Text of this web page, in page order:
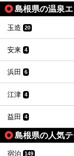
島根県の温泉
玉造 20
安来 4
浜田 6
江津 4
益田 4
島根県の人気
宿泊 149